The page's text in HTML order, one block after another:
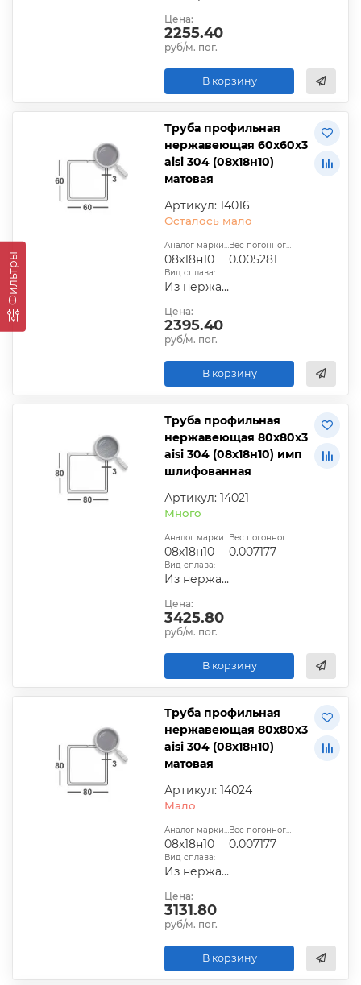
Фильтры
Цена:
2255.40
руб/м. пог.
В корзину
Труба профильная
нержавеющая 60х60х3
aisi 304 (08х18н10)
матовая
Артикул: 14016
Осталось мало
Аналог марки стали:
08х18н10
Вес погонного метра, т.:
0.005281
Вид сплава:
Из нержавеющей стали
Цена:
2395.40
руб/м. пог.
В корзину
Труба профильная
нержавеющая 80х80х3
aisi 304 (08х18н10) имп
шлифованная
Артикул: 14021
Много
Аналог марки стали:
08х18н10
Вес погонного метра, т.:
0.007177
Вид сплава:
Из нержавеющей стали
Цена:
3425.80
руб/м. пог.
В корзину
Труба профильная
нержавеющая 80х80х3
aisi 304 (08х18н10)
матовая
Артикул: 14024
Мало
Аналог марки стали:
08х18н10
Вес погонного метра, т.:
0.007177
Вид сплава:
Из нержавеющей стали
Цена:
3131.80
руб/м. пог.
В корзину